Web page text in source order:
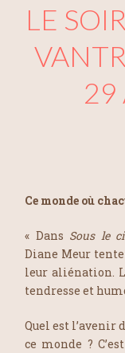
LE
29
Ce monde où
« Dans Sous le
Diane Meur
leur aliénation.
tendresse et
Quel est l’avenir
ce monde ?